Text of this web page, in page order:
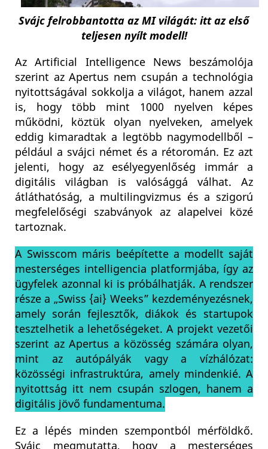
Svájc felrobbantotta az MI világát: itt az első
teljesen nyílt modell!
Az Artificial Intelligence News beszámolója
szerint az Apertus nem csupán a technológia
nyitottságával sokkolja a világot, hanem azzal
is, hogy több mint 1000 nyelven képes
működni, köztük olyan nyelveken, amelyek
eddig kimaradtak a legtöbb nagymodellből –
például a svájci német és a rétoromán. Ez azt
jelenti, hogy az esélyegyenlőség immár a
digitális világban is valósággá válhat. Az
átláthatóság, a multilingvizmus és a szigorú
megfelelőségi szabványok az alapelvei közé
tartoznak.
A Swisscom máris beépítette a modellt saját
mesterséges intelligencia platformjába, így az
ügyfelek azonnal ki is próbálhatják. A rendszer
része a „Swiss {ai} Weeks” kezdeményezésnek,
amely során fejlesztők, diákok és startupok
tesztelhetik a lehetőségeket. A projekt vezetői
szerint az Apertus a közösség számára olyan,
mint az autópályák vagy a vízhálózat:
közösségi infrastruktúra, amely mindenkié. A
nyitottság itt nem csupán szlogen, hanem a
digitális jövő fundamentuma.
Ez a lépés minden szempontból mérföldkő.